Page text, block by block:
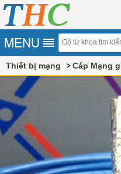
Thiết bị mạng Cáp Mạng